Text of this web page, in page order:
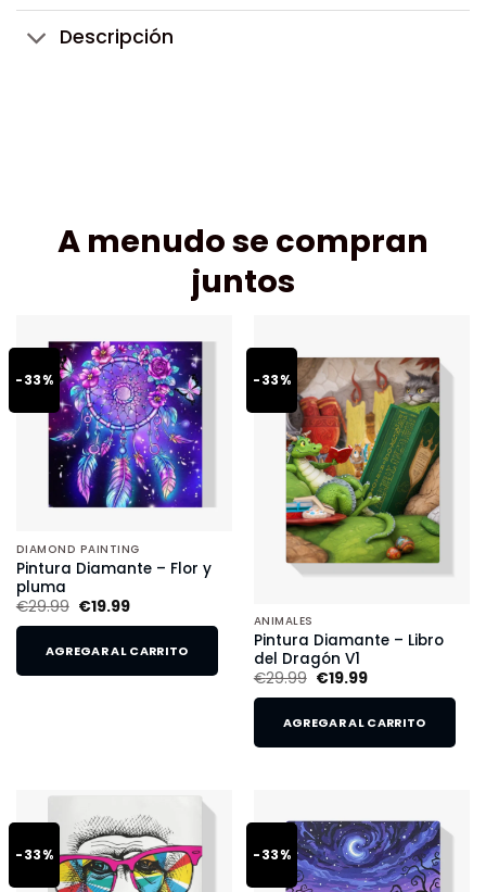
Descripción
A menudo se compran
juntos
-33%
DIAMOND PAINTING
Pintura Diamante – Flor y
pluma
€29.99 €19.99
AGREGAR AL CARRITO
-33%
ANIMALES
Pintura Diamante – Libro
del Dragón V1
€29.99 €19.99
AGREGAR AL CARRITO
-33% -33%